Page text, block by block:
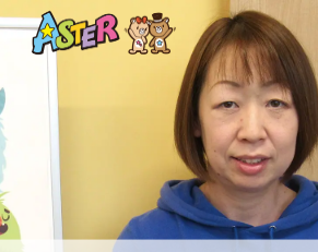
トップページ
コース案内
英会話／プログラミング／3Dデザイン／学童